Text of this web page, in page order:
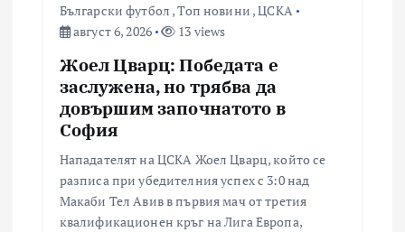
Български футбол ,Топ новини ,ЦСКА
август 6, 2026
13 views
Жоел Цварц: Победата е
заслужена, но трябва да
довършим започнатото в
София
Нападателят на ЦСКА Жоел Цварц, който се
разписа при убедителния успех с 3:0 над
Макаби Тел Авив в първия мач от третия
квалификационен кръг на Лига Европа,